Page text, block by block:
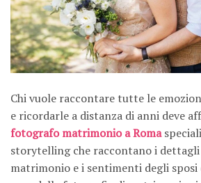
Chi vuole raccontare tutte le
e ricordarle a distanza di anni deve
fotografo matrimonio a Roma
storytelling che raccontano i
matrimonio e i sentimenti degli